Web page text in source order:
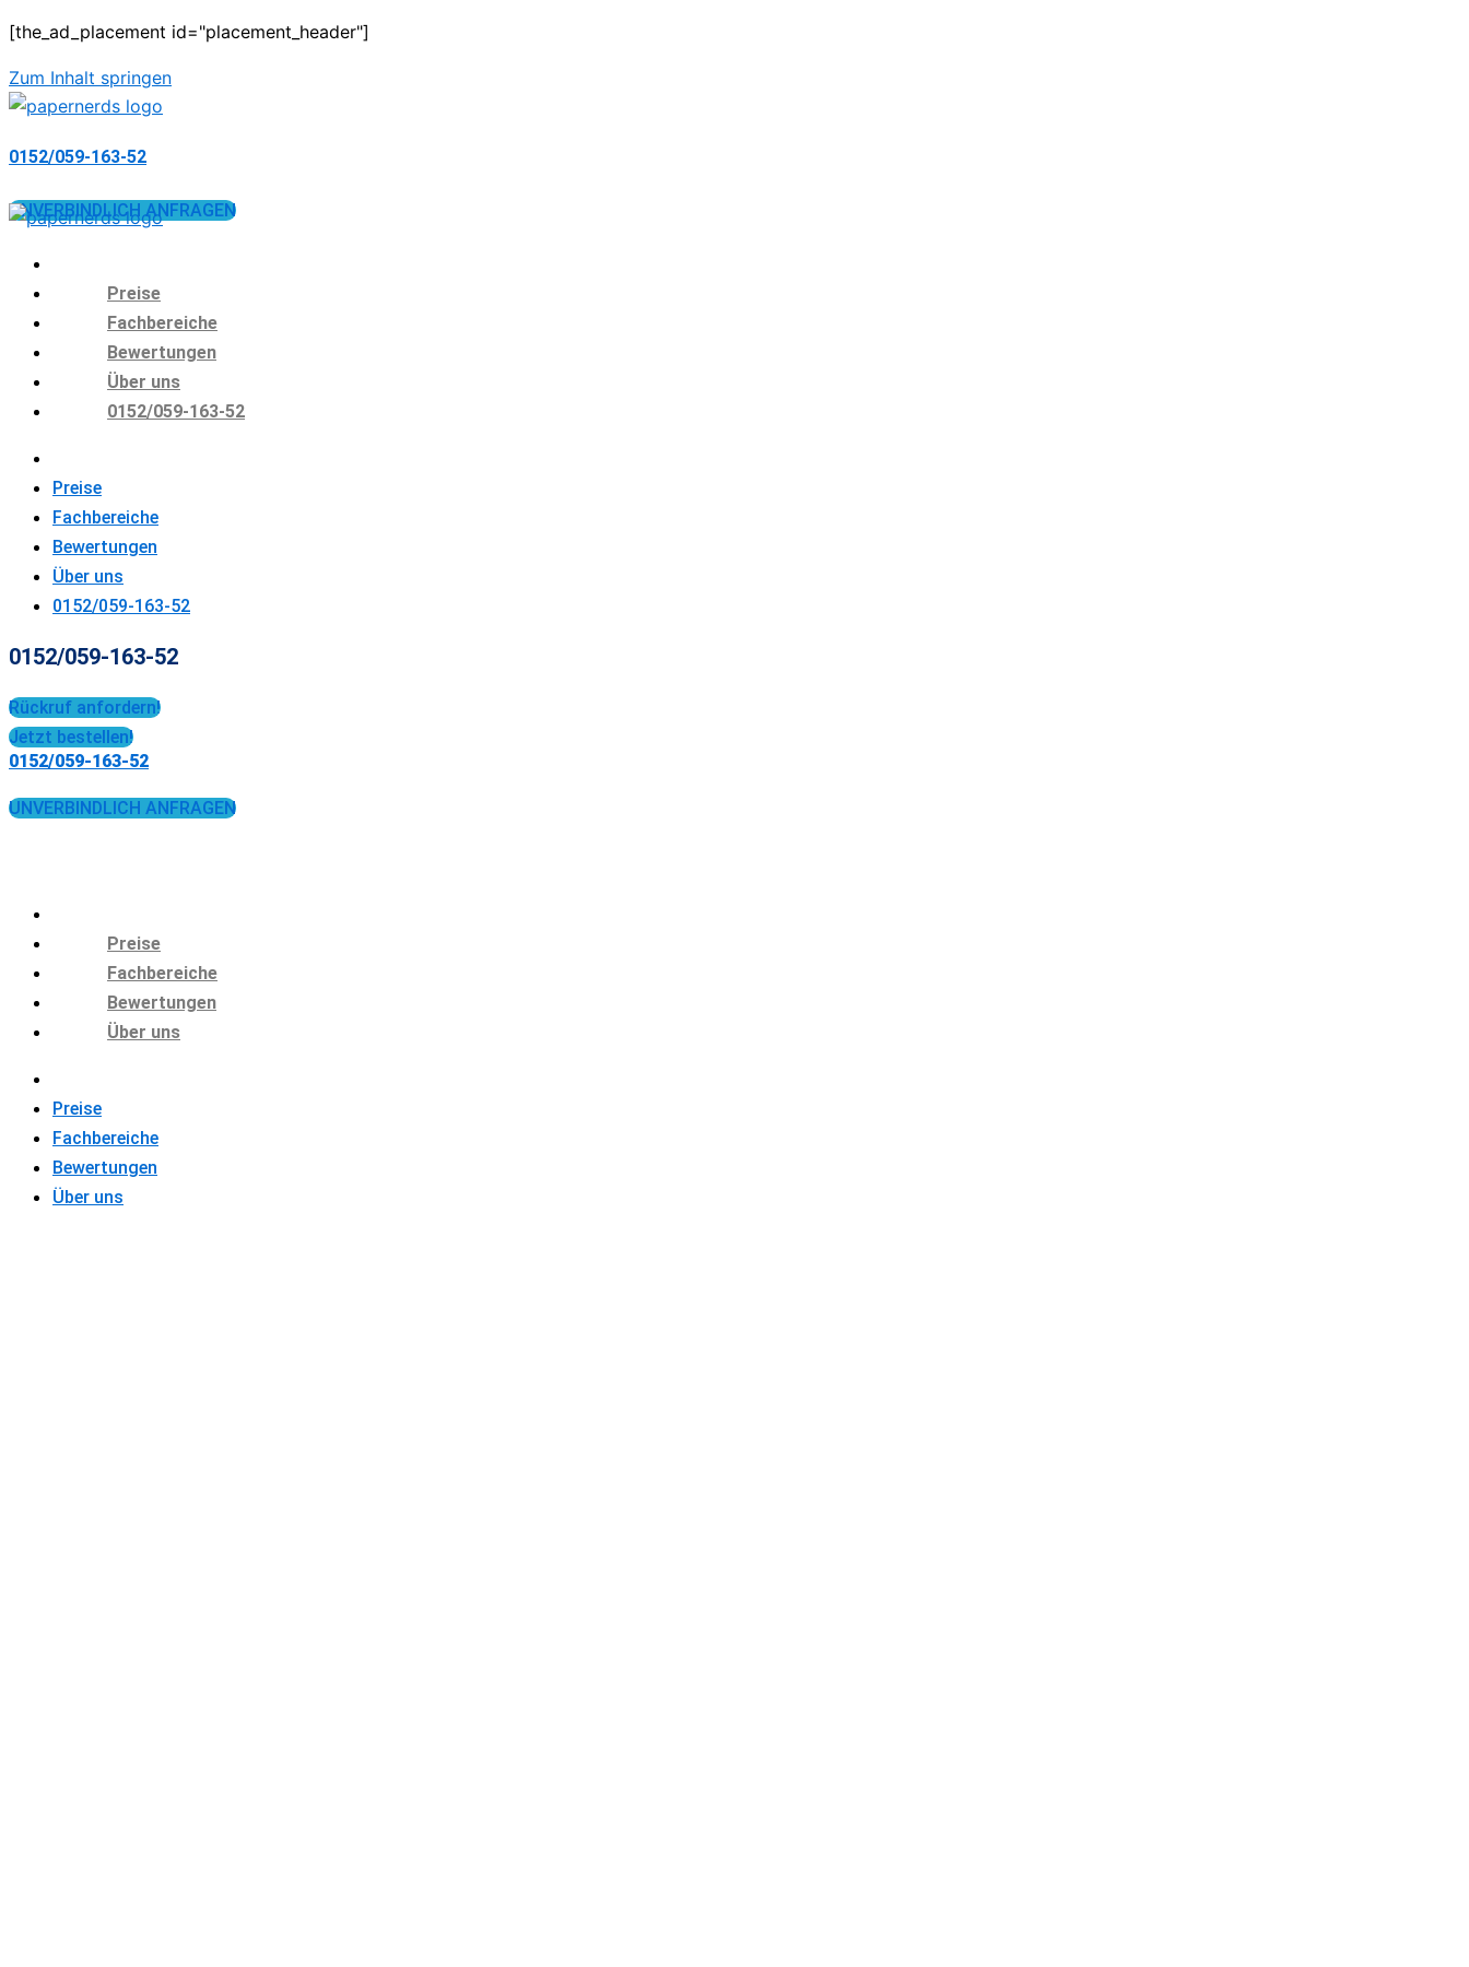
[the_ad_placement id="placement_header"]
Zum Inhalt springen
0152/059-163-52
UNVERBINDLICH ANFRAGEN
Preise
Fachbereiche
Bewertungen
Über uns
0152/059-163-52
Preise
Fachbereiche
Bewertungen
Über uns
0152/059-163-52
0152/059-163-52
Rückruf anfordern!
Jetzt bestellen!
0152/059-163-52
UNVERBINDLICH ANFRAGEN
Preise
Fachbereiche
Bewertungen
Über uns
Preise
Fachbereiche
Bewertungen
Über uns